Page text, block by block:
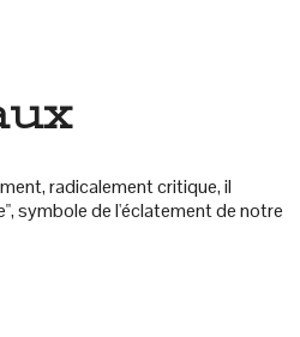
radicalement critique, il
symbole de l'éclatement de notre